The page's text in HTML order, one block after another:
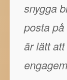
snygga
posta
är lätt